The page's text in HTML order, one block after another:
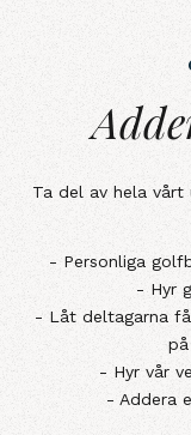
Addera
Ta del av hela
- Personliga
- Hyr
- Låt deltagarna
- Hyr vår
- Addera